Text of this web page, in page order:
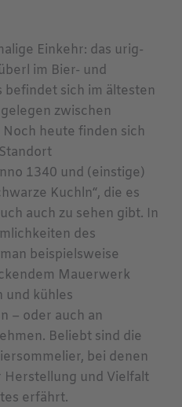
Einkehr: das urig-
im Bier- und
befindet sich im ältesten
zwischen
heute finden sich
1340 und (einstige)
Kuchln“, die es
auch zu sehen gibt. In
des
beispielsweise
Mauerwerk
und kühles
– oder auch an
Beliebt sind die
bei denen
Herstellung und Vielfalt
erfährt.